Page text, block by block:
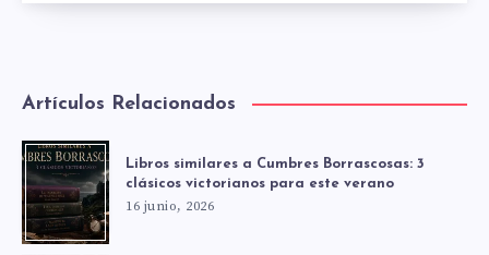
Artículos Relacionados
Libros similares a Cumbres Borrascosas: 3
clásicos victorianos para este verano
16 junio, 2026